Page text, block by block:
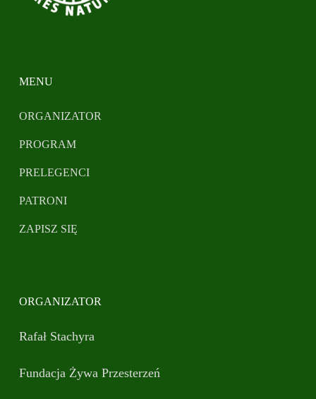
MENU
ORGANIZATOR
PROGRAM
PRELEGENCI
PATRONI
ZAPISZ SIĘ
ORGANIZATOR
Rafał Stachyra
Fundacja Żywa Przesterzeń